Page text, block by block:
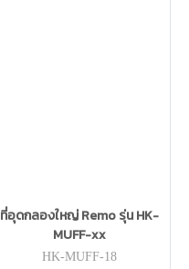
ที่อุดกลองใหญ่ Remo รุ่น HK-
MUFF-xx
HK-MUFF-18